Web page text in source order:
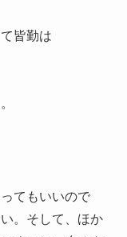
皆勤は
てもいいので
。そして、ほか